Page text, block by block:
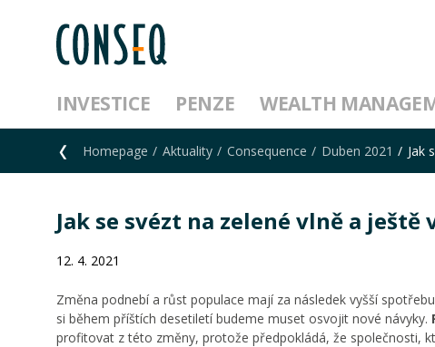
INVESTICE PENZE WEALTH
Homepage Aktuality Consequence Duben 2021 Jak
Jak se svézt na zelené vlně a ještě
12. 4. 2021
Změna podnebí a růst populace mají za následek vyšší
si během příštích desetiletí budeme muset osvojit nové návyky.
profitovat z této změny, protože předpokládá, že společnosti,